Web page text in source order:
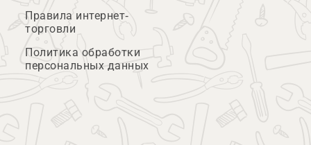
Правила интернет-
торговли
Политика обработки
персональных данных